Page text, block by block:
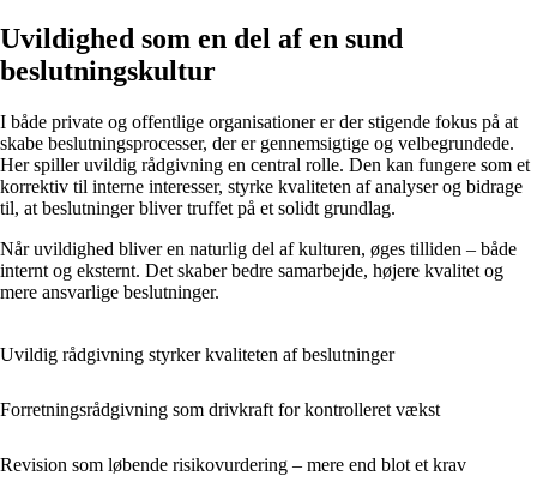
Uvildighed som en del af en sund
beslutningskultur
I både private og offentlige organisationer er der stigende fokus på at
skabe beslutningsprocesser, der er gennemsigtige og velbegrundede.
Her spiller uvildig rådgivning en central rolle. Den kan fungere som et
korrektiv til interne interesser, styrke kvaliteten af analyser og bidrage
til, at beslutninger bliver truffet på et solidt grundlag.
Når uvildighed bliver en naturlig del af kulturen, øges tilliden – både
internt og eksternt. Det skaber bedre samarbejde, højere kvalitet og
mere ansvarlige beslutninger.
Uvildig rådgivning styrker kvaliteten af beslutninger
Forretningsrådgivning som drivkraft for kontrolleret vækst
Revision som løbende risikovurdering – mere end blot et krav